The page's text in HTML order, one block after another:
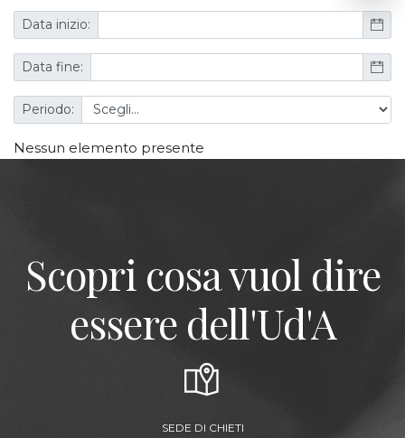
Data inizio:
Data fine:
Periodo:
Nessun elemento presente
Scopri cosa vuol dire
essere dell'Ud'A
SEDE DI CHIETI